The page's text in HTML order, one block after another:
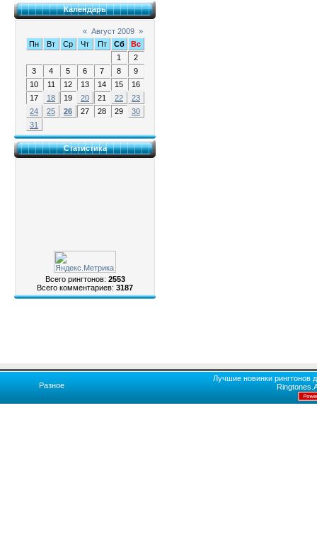
Календарь
« Август 2009 »
Пн
Вт Ср Чт Пт Сб
Вс
1
2
3
4 5 6 7 8
9
10
11 12 13 14 15
16
17
18 19 20 21 22
23
24
25 26 27 28 29
30
31
Статистика
Всего рингтонов: 2553
Всего комментариев: 3187
Разное
Лучшие новинки рингтонов